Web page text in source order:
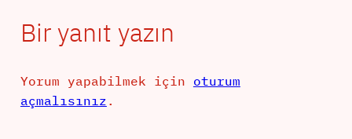
Bir yanıt yazın
Yorum yapabilmek için oturum
açmalısınız .